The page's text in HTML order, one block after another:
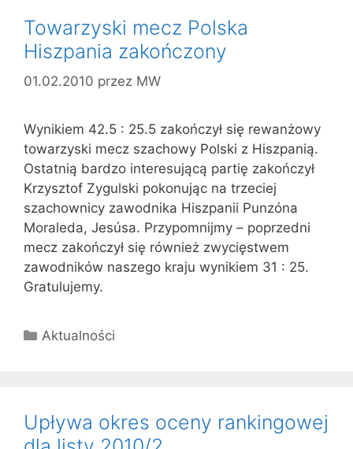
Towarzyski mecz Polska
Hiszpania zakończony
01.02.2010 przez MW
Wynikiem 42.5 : 25.5 zakończył się rewanżowy
towarzyski mecz szachowy Polski z Hiszpanią.
Ostatnią bardzo interesującą partię zakończył
Krzysztof Zygulski pokonując na trzeciej
szachownicy zawodnika Hiszpanii Punzóna
Moraleda, Jesúsa. Przypomnijmy – poprzedni
mecz zakończył się również zwycięstwem
zawodników naszego kraju wynikiem 31 : 25.
Gratulujemy.
Kategorie
Aktualności
Upływa okres oceny rankingowej